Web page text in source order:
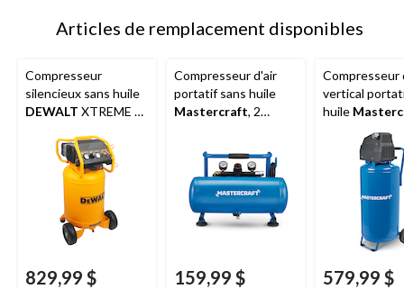
Articles de remplacement disponibles
Compresseur
silencieux sans huile
DEWALT XTREME à
200 b/po2
829,99 $
Compresseur d'air
portatif sans huile
Mastercraft, 2
159,99 $
Compresseur
vertical
huile
gallons, 135
1,5 HP
579,99 $